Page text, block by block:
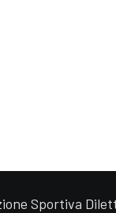
Sportiva